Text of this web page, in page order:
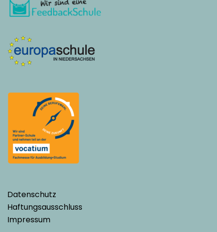
Datenschutz
Haftungsausschluss
Impressum